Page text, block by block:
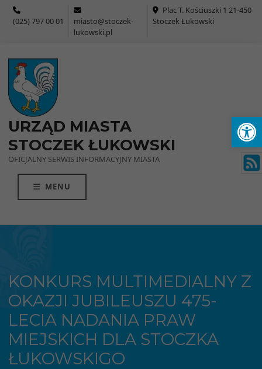
(025) 797 00 01
miasto@stoczek-
lukowski.pl
Plac T. Kościuszki 1 21-450
Stoczek Łukowski
URZĄD MIASTA
STOCZEK ŁUKOWSKI
OFICJALNY SERWIS INFORMACYJNY MIASTA
MENU
KONKURS MULTIMEDIALNY Z
OKAZJI JUBILEUSZU 475-
LECIA NADANIA PRAW
MIEJSKICH DLA STOCZKA
ŁUKOWSKIGO